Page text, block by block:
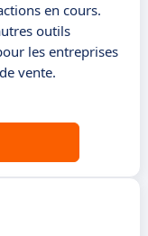
en cours.
outils
les entreprises
vente.